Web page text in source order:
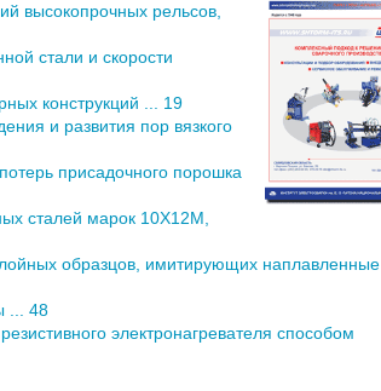
высокопрочных рельсов,
стали и скорости
конструкций ... 19
и развития пор вязкого
присадочного порошка
сталей марок 10Х12М,
образцов, имитирующих наплавленные
... 48
электронагревателя способом